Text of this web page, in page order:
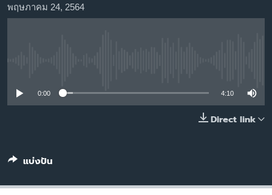
หน้า
การ
ค้นหา
ไทย
ไลฟ์สไตล์
พอดคาสต์
พฤษภาคม 24, 2564
0:00 4:10
Direct link
แบ่งปัน